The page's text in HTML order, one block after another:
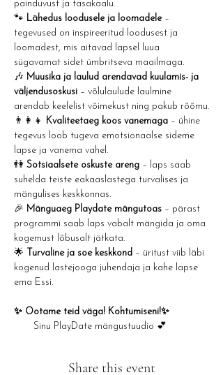
painduvust ja tasakaalu.
🐾 Lähedus loodusele ja loomadele –
tegevused on inspireeritud loodusest ja
loomadest, mis aitavad lapsel luua
sügavamat sidet ümbritseva maailmaga.
🎶 Muusika ja laulud arendavad kuulamis- ja
väljendusoskusi – võlulaulude laulmine
arendab keelelist võimekust ning pakub rõõmu.
👨‍👩‍👧
Kvaliteetaeg koos vanemaga – ühine
tegevus loob tugeva emotsionaalse sideme
lapse ja vanema vahel.
👫 Sotsiaalsete oskuste areng – laps saab
suhelda teiste eakaaslastega turvalises ja
mängulises keskkonnas.
🎉 Mänguaeg Playdate mängutoas – pärast
programmi saab laps vabalt mängida ja oma
kogemust lõbusalt jätkata.
🌟
Turvaline ja soe keskkond – üritust viib läbi
kogenud lastejooga juhendaja ja kahe lapse
ema Essi.
✨ Ootame teid väga! Kohtumiseni!✨
       Sinu PlayDate mängustuudio 💕
Share this event